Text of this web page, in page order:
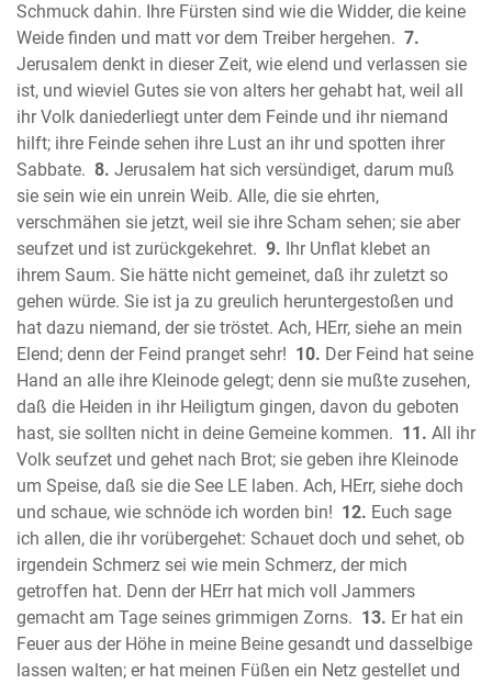
Der Prophet Hesekiel (Ezechiel)
Der Prophet Daniel
Der Prophet Hosea
Der Prophet Joel
Der Prophet Amos
Der Prophet Obadja
Der Prophet Jona
Der Prophet Micha
Der Prophet Nahum
Der Prophet Habakuk
Der Prophet Zephanja
Der Prophet Haggai
Der Prophet Sacharja
Der Prophet Maleachi
Neues Testament
Das Evangelium nach Matthäus
Das Evangelium nach Markus
Das Evangelium nach Lukas
Das Evangelium nach Johannes
Die Apostelgeschichte des Lukas
Der Brief des Paulus an die Römer
Der erste Brief des Paulus an die
Korinther
Schmuck dahin. Ihre Fürsten sind wie die Widder, die keine
Weide finden und matt vor dem Treiber hergehen. 7.
Jerusalem denkt in dieser Zeit, wie elend und verlassen sie
ist, und wieviel Gutes sie von alters her gehabt hat, weil all
ihr Volk daniederliegt unter dem Feinde und ihr niemand
hilft; ihre Feinde sehen ihre Lust an ihr und spotten ihrer
Sabbate. 8. Jerusalem hat sich versündiget, darum muß
sie sein wie ein unrein Weib. Alle, die sie ehrten,
verschmähen sie jetzt, weil sie ihre Scham sehen; sie aber
seufzet und ist zurückgekehret. 9. Ihr Unflat klebet an
ihrem Saum. Sie hätte nicht gemeinet, daß ihr zuletzt so
gehen würde. Sie ist ja zu greulich heruntergestoßen und
hat dazu niemand, der sie tröstet. Ach, HErr, siehe an mein
Elend; denn der Feind pranget sehr! 10. Der Feind hat seine
Hand an alle ihre Kleinode gelegt; denn sie mußte zusehen,
daß die Heiden in ihr Heiligtum gingen, davon du geboten
hast, sie sollten nicht in deine Gemeine kommen. 11. All ihr
Volk seufzet und gehet nach Brot; sie geben ihre Kleinode
um Speise, daß sie die See LE laben. Ach, HErr, siehe doch
und schaue, wie schnöde ich worden bin! 12. Euch sage
ich allen, die ihr vorübergehet: Schauet doch und sehet, ob
irgendein Schmerz sei wie mein Schmerz, der mich
getroffen hat. Denn der HErr hat mich voll Jammers
gemacht am Tage seines grimmigen Zorns. 13. Er hat ein
Feuer aus der Höhe in meine Beine gesandt und dasselbige
lassen walten; er hat meinen Füßen ein Netz gestellet und